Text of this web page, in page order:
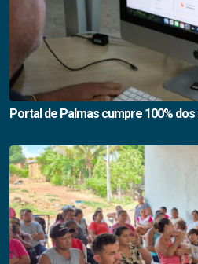
Portal de Palmas cumpre 100%